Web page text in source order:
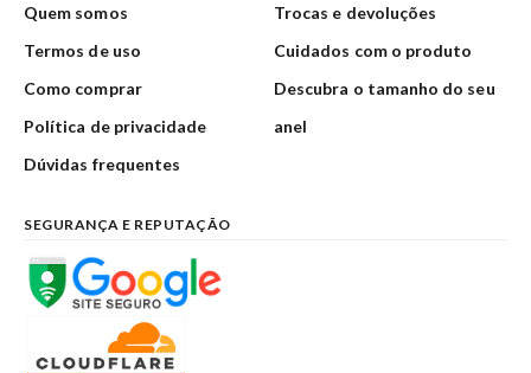
Quem somos
Termos de uso
Como comprar
Política de privacidade
Dúvidas frequentes
Trocas e devoluções
Cuidados com o produto
Descubra o tamanho do seu
anel
SEGURANÇA E REPUTAÇÃO